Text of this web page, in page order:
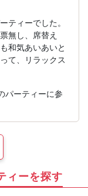
ティーでした。
無し、席替え
和気あいあいと
て、リラックス
パーティーに参
ィーを探す